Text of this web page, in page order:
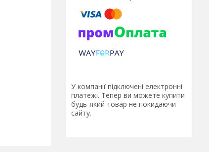
У компанії підключені електронні
платежі. Тепер ви можете купити
будь-який товар не покидаючи
сайту.